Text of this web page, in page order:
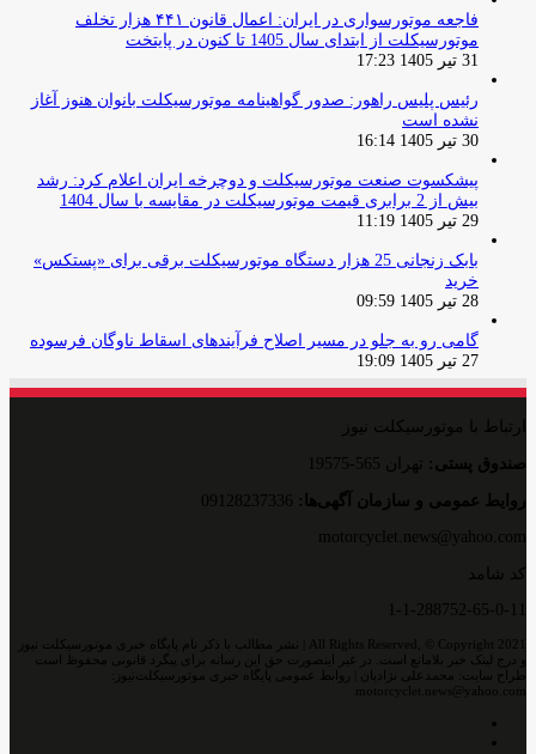
فاجعه موتورسواری در ایران: اعمال قانون ۴۴۱ هزار تخلف
موتورسیکلت از ابتدای سال 1405 تا کنون در پایتخت
31 تیر 1405 17:23
رئیس پلیس راهور: صدور گواهینامه موتورسیکلت بانوان هنوز آغاز
نشده است
30 تیر 1405 16:14
پیشکسوت صنعت موتورسیکلت و دوچرخه ایران اعلام کرد: رشد
بیش از 2 برابری قیمت موتورسیکلت در مقایسه با سال 1404
29 تیر 1405 11:19
بابک زنجانی 25 هزار دستگاه موتورسیکلت برقی برای «پستکس»
خرید
28 تیر 1405 09:59
گامی رو به جلو در مسیر اصلاح فرآیندهای اسقاط ناوگان فرسوده
27 تیر 1405 19:09
ارتباط با موتورسیکلت نیوز
صندوق پستی: تهران 565-19575
روایط عمومی و سازمان آگهی‌ها:
motorcyclet.news@yahoo.com
کد شامد
1-1-288752-65-0-11
All Rights Reserved, © Copyright 2021 | نشر مطالب با ذکر نام پایگاه خبری موتورسیکلت نیوز
و درج لینک خبر بلامانع است. در غیر اینصورت حق این رسانه برای پیگرد قانونی محفوظ است
طراح سایت: محمدعلی نژادیان | روابط عمومی پایگاه خبری موتورسیکلت‌نیوز:
motorcyclet.news@yahoo.com